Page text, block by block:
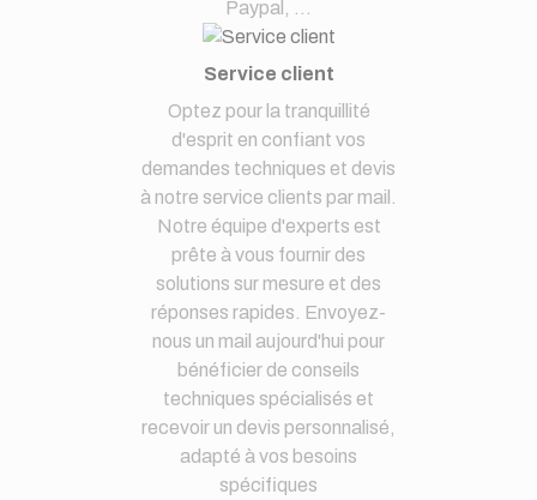
Paypal, ...
Service client
Optez pour la tranquillité
d'esprit en confiant vos
demandes techniques et devis
à notre service clients par mail.
Notre équipe d'experts est
prête à vous fournir des
solutions sur mesure et des
réponses rapides. Envoyez-
nous un mail aujourd'hui pour
bénéficier de conseils
techniques spécialisés et
recevoir un devis personnalisé,
adapté à vos besoins
spécifiques